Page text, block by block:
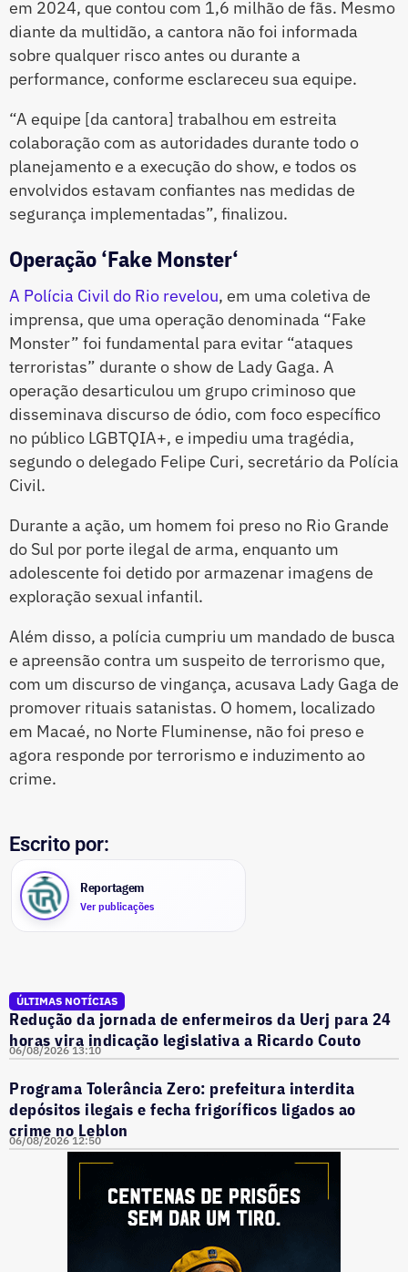
em 2024, que contou com 1,6 milhão de fãs. Mesmo
diante da multidão, a cantora não foi informada
sobre qualquer risco antes ou durante a
performance, conforme esclareceu sua equipe.
“A equipe [da cantora] trabalhou em estreita
colaboração com as autoridades durante todo o
planejamento e a execução do show, e todos os
envolvidos estavam confiantes nas medidas de
segurança implementadas”, finalizou.
Operação ‘Fake Monster‘
A Polícia Civil do Rio revelou, em uma coletiva de
imprensa, que uma operação denominada “Fake
Monster” foi fundamental para evitar “ataques
terroristas” durante o show de Lady Gaga. A
operação desarticulou um grupo criminoso que
disseminava discurso de ódio, com foco específico
no público LGBTQIA+, e impediu uma tragédia,
segundo o delegado Felipe Curi, secretário da Polícia
Civil.
Durante a ação, um homem foi preso no Rio Grande
do Sul por porte ilegal de arma, enquanto um
adolescente foi detido por armazenar imagens de
exploração sexual infantil.
Além disso, a polícia cumpriu um mandado de busca
e apreensão contra um suspeito de terrorismo que,
com um discurso de vingança, acusava Lady Gaga de
promover rituais satanistas. O homem, localizado
em Macaé, no Norte Fluminense, não foi preso e
agora responde por terrorismo e induzimento ao
crime.
Escrito por:
Reportagem
Ver publicações
ÚLTIMAS NOTÍCIAS
Redução da jornada de enfermeiros da Uerj para 24
horas vira indicação legislativa a Ricardo Couto
06/08/2026 13:10
Programa Tolerância Zero: prefeitura interdita
depósitos ilegais e fecha frigoríficos ligados ao
crime no Leblon
06/08/2026 12:50